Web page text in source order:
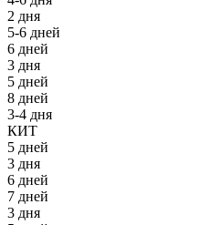
2 дня
5-6 дней
6 дней
3 дня
5 дней
8 дней
3-4 дня
КИТ
5 дней
3 дня
6 дней
7 дней
3 дня